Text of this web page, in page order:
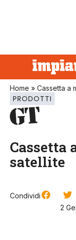
Home » Cassetta a
PRODOTTI
Cassetta
satellite
Condividi
2